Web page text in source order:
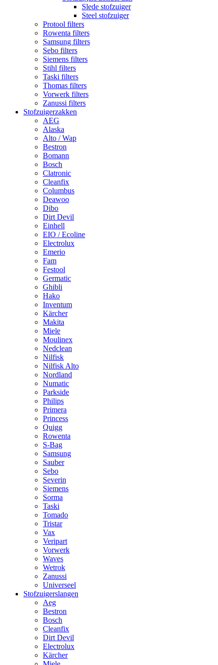
Slede stofzuiger
Steel stofzuiger
Protool filters
Rowenta filters
Samsung filters
Sebo filters
Siemens filters
Stihl filters
Taski filters
Thomas filters
Vorwerk filters
Zanussi filters
Stofzuigerzakken
AEG
Alaska
Alto / Wap
Bestron
Bomann
Bosch
Clatronic
Cleanfix
Columbus
Deawoo
Dibo
Dirt Devil
Einhell
EIO / Ecoline
Electrolux
Emerio
Fam
Festool
Germatic
Ghibli
Hako
Inventum
Kärcher
Makita
Miele
Moulinex
Nedclean
Nilfisk
Nilfisk Alto
Nordland
Numatic
Parkside
Philips
Primera
Princess
Quigg
Rowenta
S-Bag
Samsung
Sauber
Sebo
Severin
Siemens
Sorma
Taski
Tomado
Tristar
Vax
Veripart
Vorwerk
Waves
Wetrok
Zanussi
Universeel
Stofzuigerslangen
Aeg
Bestron
Bosch
Cleanfix
Dirt Devil
Electrolux
Kärcher